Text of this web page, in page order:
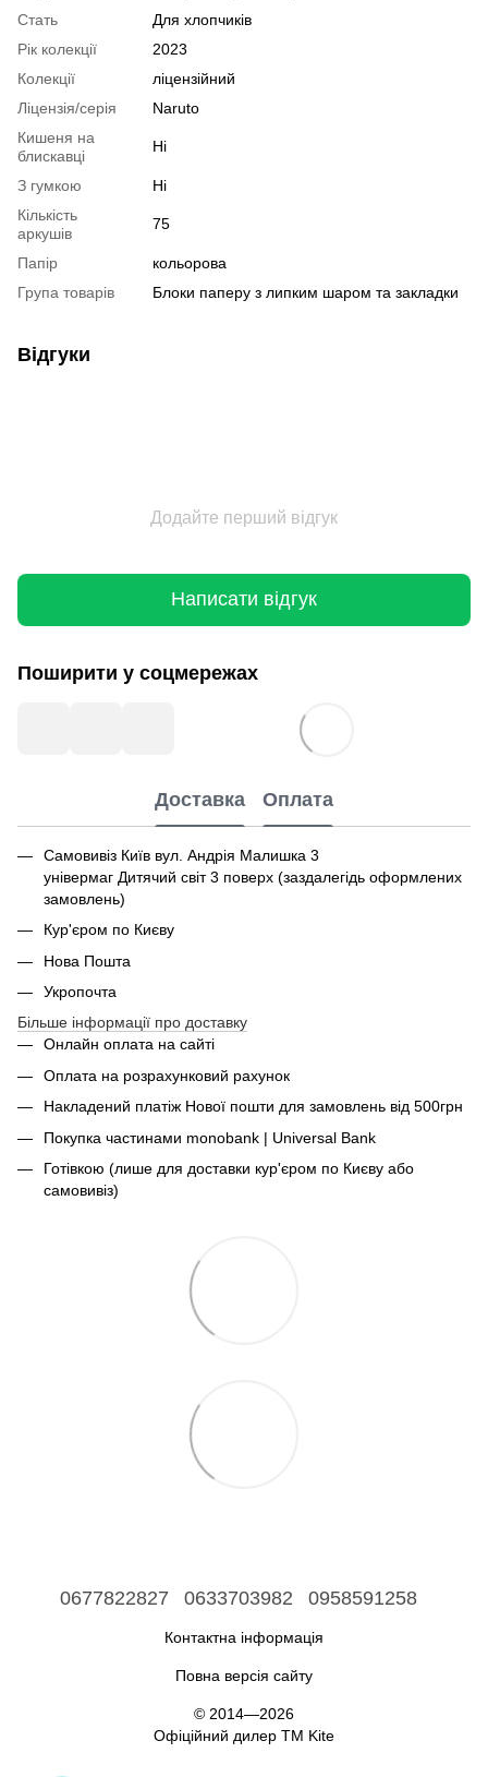
Стать
Для хлопчиків
Рік колекції
2023
Колекції
ліцензійний
Ліцензія/серія
Naruto
Кишеня на
блискавці
Ні
З гумкою
Ні
Кількість
аркушів
75
Папір
кольорова
Група товарів
Блоки паперу з липким шаром та закладки
Відгуки
Додайте перший відгук
Написати відгук
Поширити у соцмережах
Доставка Оплата
Самовивіз Київ вул. Андрія Малишка 3
універмаг Дитячий світ 3 поверх (заздалегідь оформлених
замовлень)
Кур'єром по Києву
Нова Пошта
Укропочта
Більше інформації про доставку
Онлайн оплата на сайті
Оплата на розрахунковий рахунок
Накладений платіж Нової пошти для замовлень від 500грн
Покупка частинами monobank | Universal Bank
Готівкою (лише для доставки кур'єром по Києву або
самовивіз)
0677822827 0633703982 0958591258
Контактна інформація
Повна версія сайту
© 2014—2026
Офіційний дилер ТМ Kite